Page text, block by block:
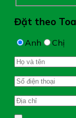
Đặt theo
Anh Chị